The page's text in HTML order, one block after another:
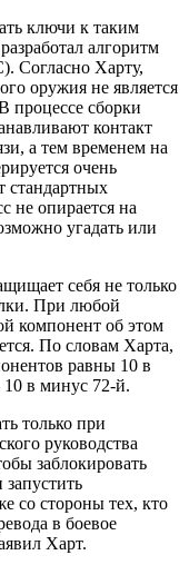
ключи к таким
алгоритм
Согласно Харту,
оружия не является
процессе сборки
контакт
а тем временем на
очень
стандартных
не опирается на
угадать или
себя не только
При любой
компонент об этом
По словам Харта,
равны 10 в
в минус 72-й.
только при
руководства
заблокировать
со стороны тех, кто
в боевое
Харт.